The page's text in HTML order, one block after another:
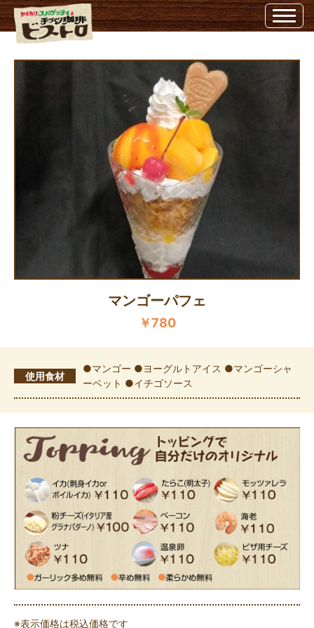
マンゴーパフェ | 埼玉県越谷市のビストロ埼玉県越谷市のビストロ
マンゴーパフェ
￥780
使用食材
●マンゴー ●ヨーグルトアイス ●マンゴーシャ
ーベット ●イチゴソース
※表示価格は税込価格です